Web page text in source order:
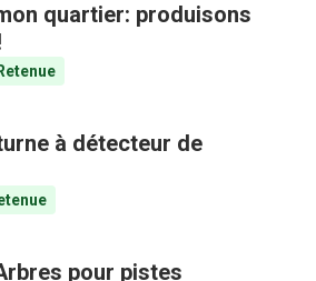
quartier: produisons
Retenue
à détecteur de
pour pistes